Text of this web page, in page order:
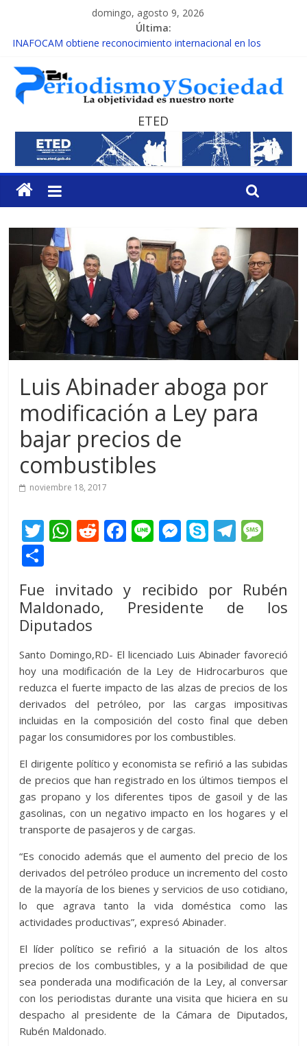
domingo, agosto 9, 2026
Última:
INAFOCAM obtiene reconocimiento internacional en los
15 de febrero de cada año es Día Nacional de la lucha contra el
cáncer infantil
EL ENFOQUE UNILATERAL DE LA COALICIÓN
MESCyT y Universidad Albizu apoyarán rehabilitación de
reclusos
MESCyT presenta calendario de Consulta Nacional por la
Educación
ETED
Luis Abinader aboga por
modificación a Ley para
bajar precios de
combustibles
noviembre 18, 2017
T
er
W
s
A
p
p
R
di
t
F
b
o
k
Li M
e
n
er
S
p
T
gr
a
a
g
o
m
p
ti
r
Fue invitado y recibido por Rubén
Maldonado, Presidente de los
Diputados
Santo Domingo,RD- El licenciado Luis Abinader favoreció
hoy una modificación de la Ley de Hidrocarburos que
reduzca el fuerte impacto de las alzas de precios de los
derivados del petróleo, por las cargas impositivas
incluidas en la composición del costo final que deben
pagar los consumidores por los combustibles.
El dirigente político y economista se refirió a las subidas
de precios que han registrado en los últimos tiempos el
gas propano y los diferentes tipos de gasoil y de las
gasolinas, con un negativo impacto en los hogares y el
transporte de pasajeros y de cargas.
“Es conocido además que el aumento del precio de los
derivados del petróleo produce un incremento del costo
de la mayoría de los bienes y servicios de uso cotidiano,
lo que agrava tanto la vida doméstica como las
actividades productivas”, expresó Abinader.
El líder político se refirió a la situación de los altos
precios de los combustibles, y a la posibilidad de que
sea ponderada una modificación de la Ley, al conversar
con los periodistas durante una visita que hiciera en su
despacho al presidente de la Cámara de Diputados,
Rubén Maldonado.